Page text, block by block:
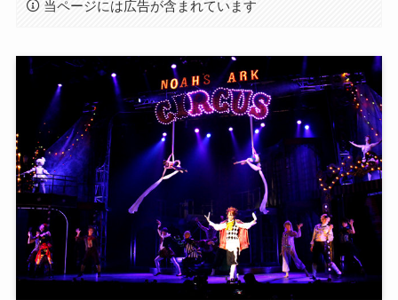
当ページには広告が含まれています